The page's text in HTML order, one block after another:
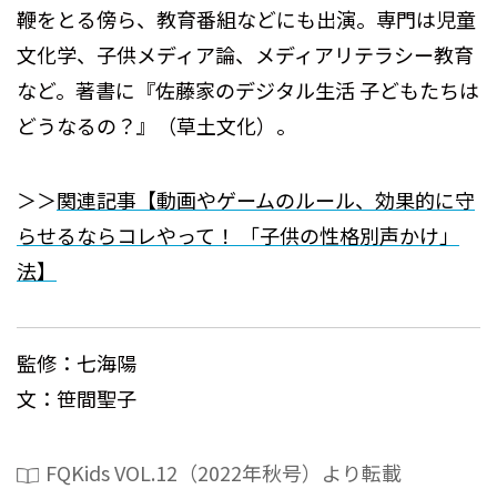
鞭をとる傍ら、教育番組などにも出演。専門は児童
文化学、子供メディア論、メディアリテラシー教育
など。著書に『佐藤家のデジタル生活 子どもたちは
どうなるの？』（草土文化）。
＞＞関連記事【動画やゲームのルール、効果的に守
らせるならコレやって！ 「子供の性格別声かけ」
法】
監修：七海陽
文：笹間聖子
FQKids VOL.12（2022年秋号）より転載